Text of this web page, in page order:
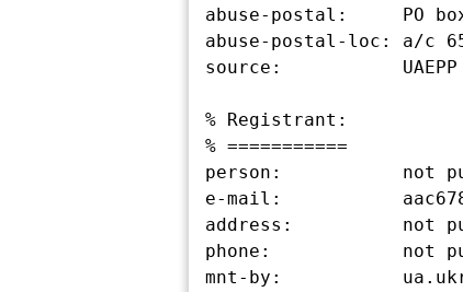
abuse-postal:     PO
abuse-postal-loc: а/с
source:           UAEPP
% Registrant:
% ===========
person:           not
e-mail:
address:          not
phone:            not
mnt-by: